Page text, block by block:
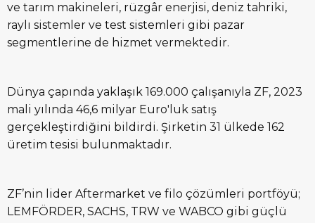
ve tarım makineleri, rüzgâr enerjisi, deniz tahriki,
raylı sistemler ve test sistemleri gibi pazar
segmentlerine de hizmet vermektedir.
Dünya çapında yaklaşık 169.000 çalışanıyla ZF, 2023
mali yılında 46,6 milyar Euro'luk satış
gerçekleştirdiğini bildirdi. Şirketin 31 ülkede 162
üretim tesisi bulunmaktadır.
ZF’nin lider Aftermarket ve filo çözümleri portföyü;
LEMFÖRDER, SACHS, TRW ve WABCO gibi güçlü